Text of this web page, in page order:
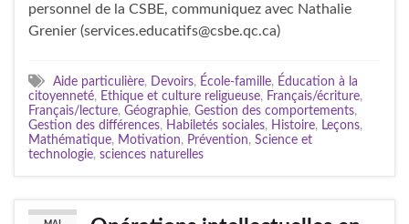
personnel de la CSBE, communiquez avec Nathalie
Grenier (services.educatifs@csbe.qc.ca)
Aide particulière, Devoirs, École-famille, Éducation à la
citoyenneté, Ethique et culture religueuse, Français/écriture,
Français/lecture, Géographie, Gestion des comportements,
Gestion des différences, Habiletés sociales, Histoire, Leçons,
Mathématique, Motivation, Prévention, Science et
technologie, sciences naturelles